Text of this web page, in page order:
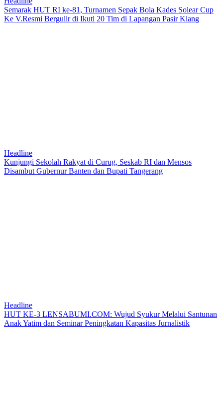
Semarak HUT RI ke-81, Turnamen Sepak Bola Kades Solear Cup
Ke V.Resmi Bergulir di Ikuti 20 Tim di Lapangan Pasir Kiang
Headline
Kunjungi Sekolah Rakyat di Curug, Seskab RI dan Mensos
Disambut Gubernur Banten dan Bupati Tangerang
Headline
HUT KE-3 LENSABUMI.COM: Wujud Syukur Melalui Santunan
Anak Yatim dan Seminar Peningkatan Kapasitas Jurnalistik